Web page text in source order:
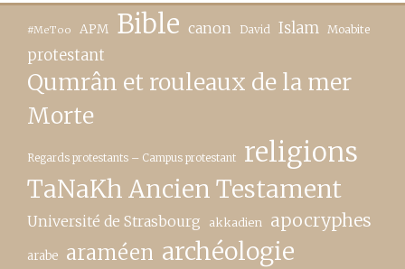
#MeToo APM Bible canon David Islam Moabite
protestant
Qumrân et rouleaux de la mer
Morte
Regards protestants – Campus protestant religions
TaNaKh Ancien Testament
Université de Strasbourg akkadien apocryphes
arabe araméen archéologie